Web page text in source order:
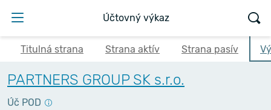
Účtovný výkaz
Titulná strana Strana aktív Strana pasív
PARTNERS GROUP SK s.r.o.
Úč POD